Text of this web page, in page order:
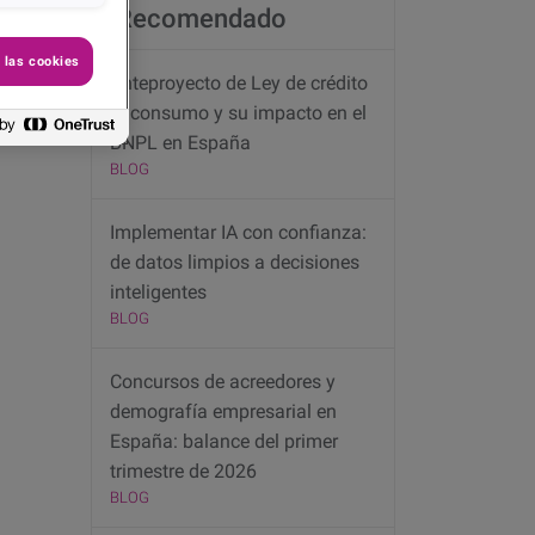
Recomendado
Anteproyecto de Ley de crédito
al consumo y su impacto en el
BNPL en España
BLOG
Implementar IA con confianza:
de datos limpios a decisiones
inteligentes
BLOG
Concursos de acreedores y
demografía empresarial en
España: balance del primer
trimestre de 2026
BLOG
las cookies